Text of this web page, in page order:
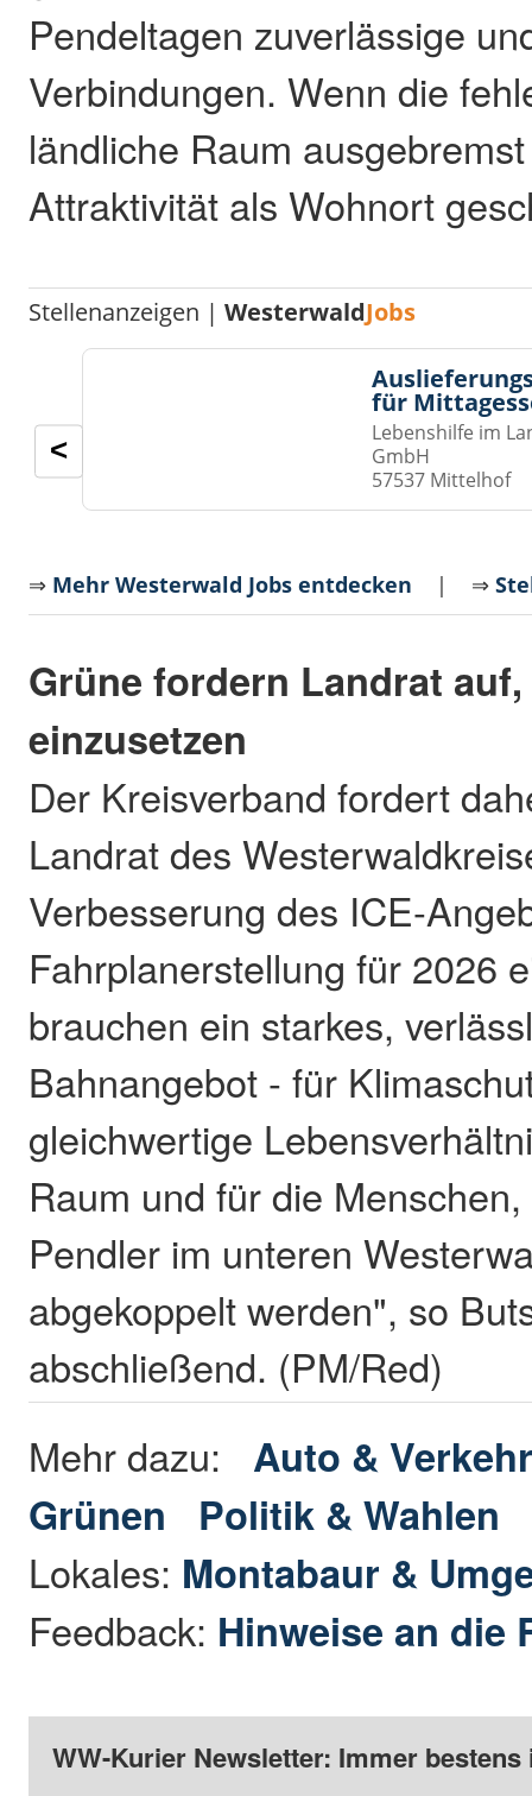
Pendeltagen zuverlässige
Verbindungen. Wenn die
ländliche Raum
Attraktivität als Wohnort
Stellenanzeigen |WesterwaldJobs
für
Lebenshilfe im
GmbH
57537 Mittelhof
<
⇒ Mehr Westerwald Jobs entdecken | ⇒
Grüne fordern Landrat
einzusetzen
Der Kreisverband fordert
Landrat des
Verbesserung des ICE-
Fahrplanerstellung für 2026
brauchen ein starkes,
Bahnangebot - für
gleichwertige
Raum und für die
Pendler im unteren
abgekoppelt werden", so
abschließend. (PM/Red)
Mehr dazu: Auto &
Grünen
Politik & Wahlen
Lokales: Montabaur &
Feedback: Hinweise an die
WW-Kurier Newsletter: Immer